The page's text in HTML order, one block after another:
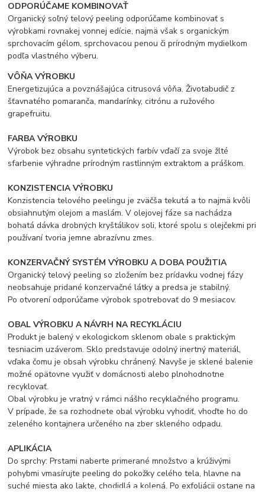
ODPORÚČAME KOMBINOVAŤ
Organický soľný telový peeling odporúčame kombinovať s
výrobkami rovnakej vonnej edície, najmä však s organickým
sprchovacím gélom, sprchovacou penou či prírodným mydielkom
podľa vlastného výberu.
VÔŇA VÝROBKU
Energetizujúca a povznášajúca citrusová vôňa. Životabudič z
šťavnatého pomaranča, mandarínky, citrónu a ružového
grapefruitu.
FARBA VÝROBKU
Výrobok bez obsahu syntetických farbív vďačí za svoje žlté
sfarbenie výhradne prírodným rastlinným extraktom a práškom.
KONZISTENCIA VÝROBKU
Konzistencia telového peelingu je zväčša tekutá a to najmä kvôli
obsiahnutým olejom a maslám. V olejovej fáze sa nachádza
bohatá dávka drobných kryštálikov soli, ktoré spolu s olejčekmi pri
používaní tvoria jemne abrazívnu zmes.
KONZERVAČNÝ SYSTÉM VÝROBKU A DOBA POUŽITIA
Organický telový peeling so zložením bez prídavku vodnej fázy
neobsahuje pridané konzervačné látky a predsa je stabilný.
Po otvorení odporúčame výrobok spotrebovať do 9 mesiacov.
OBAL VÝROBKU A NÁVRH NA RECYKLÁCIU
Produkt je balený v ekologickom sklenom obale s praktickým
tesniacim uzáverom. Sklo predstavuje odolný inertný materiál,
vďaka čomu je obsah výrobku chránený. Navyše je sklené balenie
možné opätovne využiť v domácnosti alebo plnohodnotne
recyklovať.
Obal výrobku je vratný v rámci nášho recyklačného programu.
V prípade, že sa rozhodnete obal výrobku vyhodiť, vhoďte ho do
zeleného kontajnera určeného na zber skleného odpadu.
APLIKÁCIA
Do sprchy: Prstami naberte primerané množstvo a krúživými
pohybmi vmasírujte peeling do pokožky celého tela, hlavne na
suché miesta ako lakte, chodidlá a kolená. Po exfoliácii ostane na